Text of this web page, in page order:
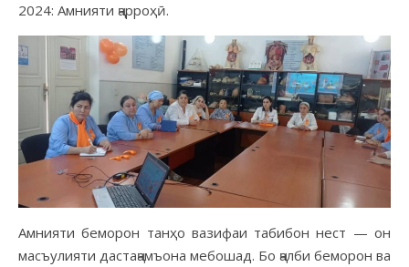
2024: Амнияти ҷарроҳӣ.
Амнияти беморон танҳо вазифаи табибон нест — он
масъулияти дастаҷамъона мебошад. Бо ҷалби беморон ва